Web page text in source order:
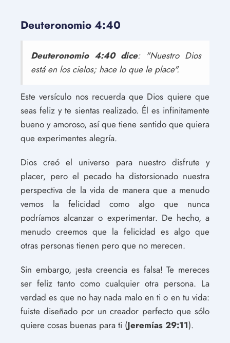
Deuteronomio 4:40
Deuteronomio 4:40 dice: "Nuestro Dios
está en los cielos; hace lo que le place".
Este versículo nos recuerda que Dios quiere que
seas feliz y te sientas realizado. Él es infinitamente
bueno y amoroso, así que tiene sentido que quiera
que experimentes alegría.
Dios creó el universo para nuestro disfrute y
placer, pero el pecado ha distorsionado nuestra
perspectiva de la vida de manera que a menudo
vemos la felicidad como algo que nunca
podríamos alcanzar o experimentar. De hecho, a
menudo creemos que la felicidad es algo que
otras personas tienen pero que no merecen.
Sin embargo, ¡esta creencia es falsa! Te mereces
ser feliz tanto como cualquier otra persona. La
verdad es que no hay nada malo en ti o en tu vida:
fuiste diseñado por un creador perfecto que sólo
quiere cosas buenas para ti (Jeremías 29:11).